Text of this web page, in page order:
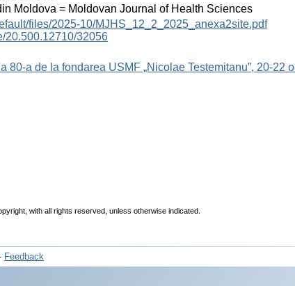
Moldova = Moldovan Journal of Health Sciences
files/2025-10/MJHS_12_2_2025_anexa2site.pdf
20.500.12710/32056
80-a de la fondarea USMF „Nicolae Testemițanu”, 20-22
with all rights reserved, unless otherwise indicated.
Feedback